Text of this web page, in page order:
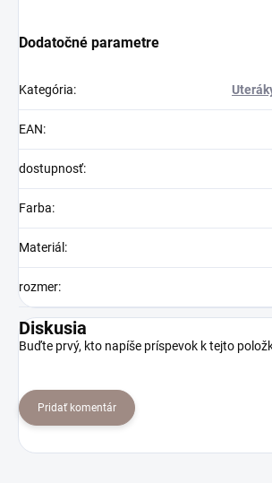
Dodatočné parametre
Kategória:
EAN:
dostupnosť:
Farba:
Materiál :
rozmer:
Diskusia
Buďte prvý, kto napíše príspevok k tejto
Pridať komentár